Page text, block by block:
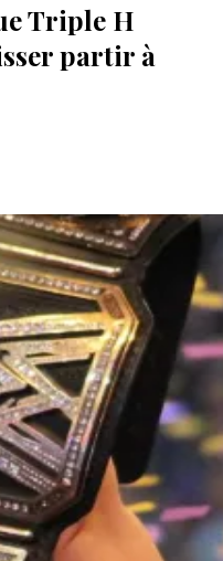
Triple H
partir à